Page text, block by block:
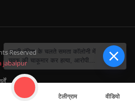
Reserved
jabalpur
टेलीग्राम वीडियो
पुरानी रंजिश के चलते समता कॉलोनी में
युवक की चाकूमार कर हत्या, आरोपी
फरार